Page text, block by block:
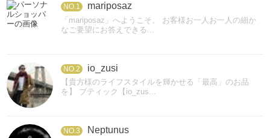
NO.1 mariposaz
「mariposaz」へようこそ。 お客様お一人お一人の細か
なご要望にお答えできる...
NO.2 io_zusi
【貴方様のライフスタイルを輝かせる「最高」のお品
を】 ブティック【io_zus...
NO.3 Neptunus